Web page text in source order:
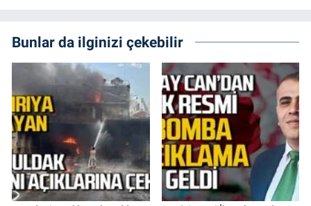
Bunlar da ilginizi çekebilir